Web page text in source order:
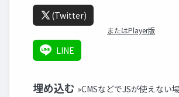
(Twitter)
またはPlayer版
LINE
埋め込む »CMSなどでJSが使えない